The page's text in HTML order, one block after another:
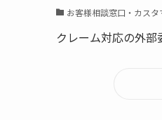
お客様相談窓口・カスタ
クレーム対応の外部